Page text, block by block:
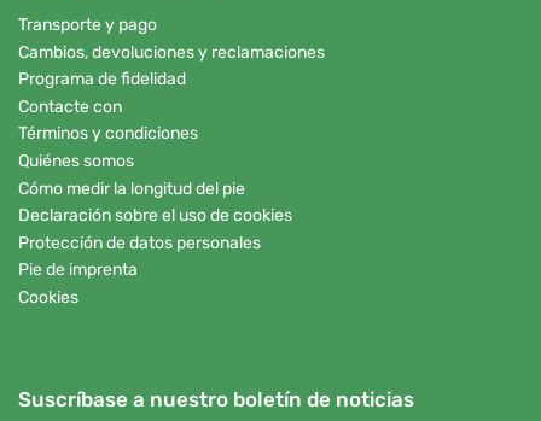
Transporte y pago
Cambios, devoluciones y reclamaciones
Programa de fidelidad
Contacte con
Términos y condiciones
Quiénes somos
Cómo medir la longitud del pie
Declaración sobre el uso de cookies
Protección de datos personales
Pie de imprenta
Cookies
Suscríbase a nuestro boletín de noticias